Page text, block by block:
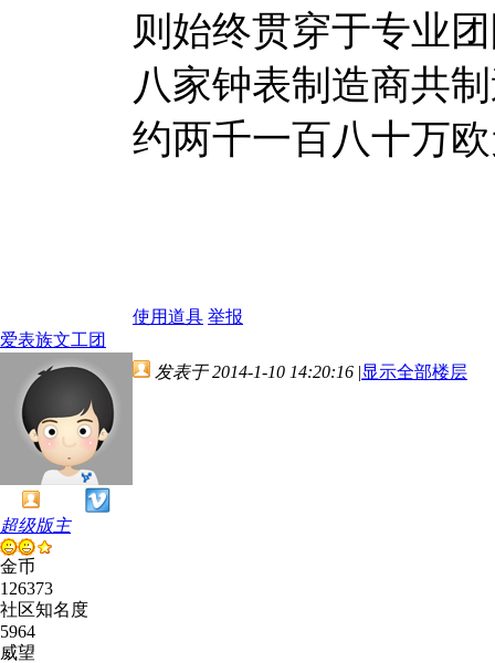
则始终贯穿于专业
八家钟表制造商共
约两千一百八十万
使用道具 举报
爱表族文工团
超级版主
金币
126373
社区知名度
5964
威望
发表于 2014-1-10 14:20:16 |显示全部楼层